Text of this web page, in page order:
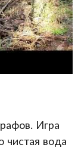
Игра
чистая вода